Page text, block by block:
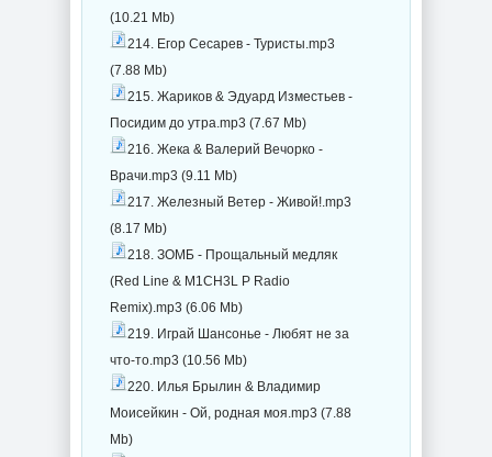
(10.21 Mb)
214. Егор Сесарев - Туристы.mp3
(7.88 Mb)
215. Жариков & Эдуард Изместьев -
Посидим до утра.mp3 (7.67 Mb)
216. Жека & Валерий Вечорко -
Врачи.mp3 (9.11 Mb)
217. Железный Ветер - Живой!.mp3
(8.17 Mb)
218. ЗОМБ - Прощальный медляк
(Red Line & M1CH3L P Radio
Remix).mp3 (6.06 Mb)
219. Играй Шансонье - Любят не за
что-то.mp3 (10.56 Mb)
220. Илья Брылин & Владимир
Моисейкин - Ой, родная моя.mp3 (7.88
Mb)